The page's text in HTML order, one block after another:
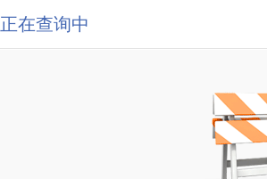
正在查询中